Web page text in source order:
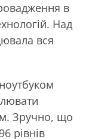
в
Над
вся
Зручно, що
рівнів